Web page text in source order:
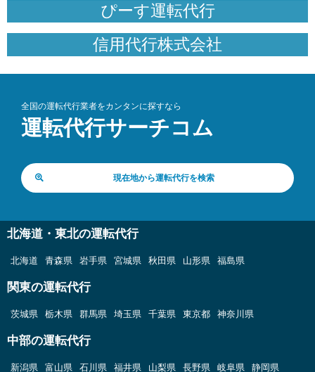
ぴーす運転代行
信用代行株式会社
全国の運転代行業者をカンタンに探すなら
運転代行サーチコム
現在地から運転代行を検索
北海道・東北の運転代行
北海道 青森県 岩手県 宮城県 秋田県 山形県 福島県
関東の運転代行
茨城県 栃木県 群馬県 埼玉県 千葉県 東京都 神奈川県
中部の運転代行
新潟県 富山県 石川県 福井県 山梨県 長野県 岐阜県 静岡県